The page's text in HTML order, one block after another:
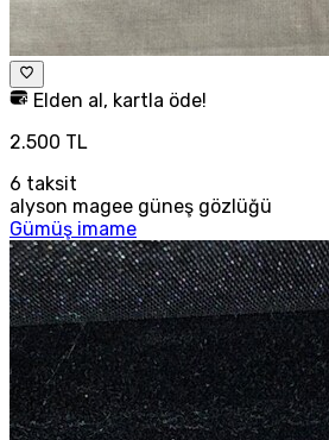
Elden al, kartla öde!
2.500 TL
6 taksit
alyson magee güneş gözlüğü
Gümüş imame